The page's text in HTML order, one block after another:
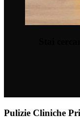
Pulizie Cliniche